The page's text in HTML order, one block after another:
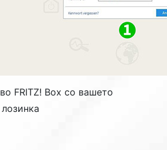
FRITZ! Box со вашето